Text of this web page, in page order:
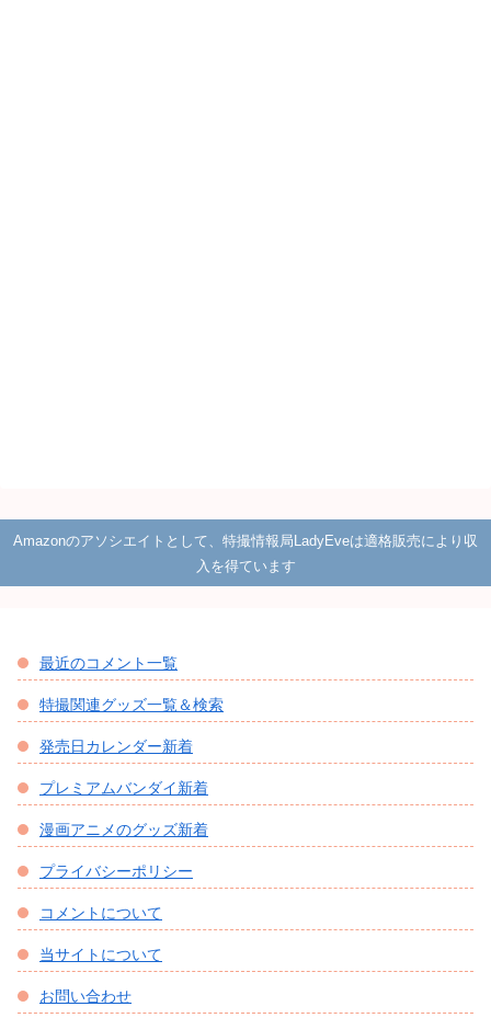
Amazonのアソシエイトとして、特撮情報局LadyEveは適格販売により収
入を得ています
最近のコメント一覧
特撮関連グッズ一覧＆検索
発売日カレンダー新着
プレミアムバンダイ新着
漫画アニメのグッズ新着
プライバシーポリシー
コメントについて
当サイトについて
お問い合わせ